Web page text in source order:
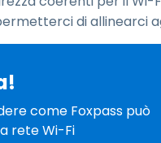
di allinearci
come Foxpass può
rete Wi-Fi